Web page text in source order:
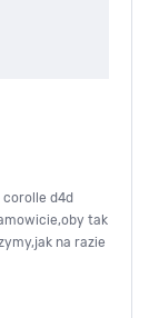
corolle d4d
tak
na razie